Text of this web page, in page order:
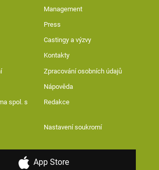
Management
Press
Castingy a výzvy
Kontakty
Zpracování osobních údajů
Nápověda
spol. s
Redakce
Nastavení soukromí
App Store